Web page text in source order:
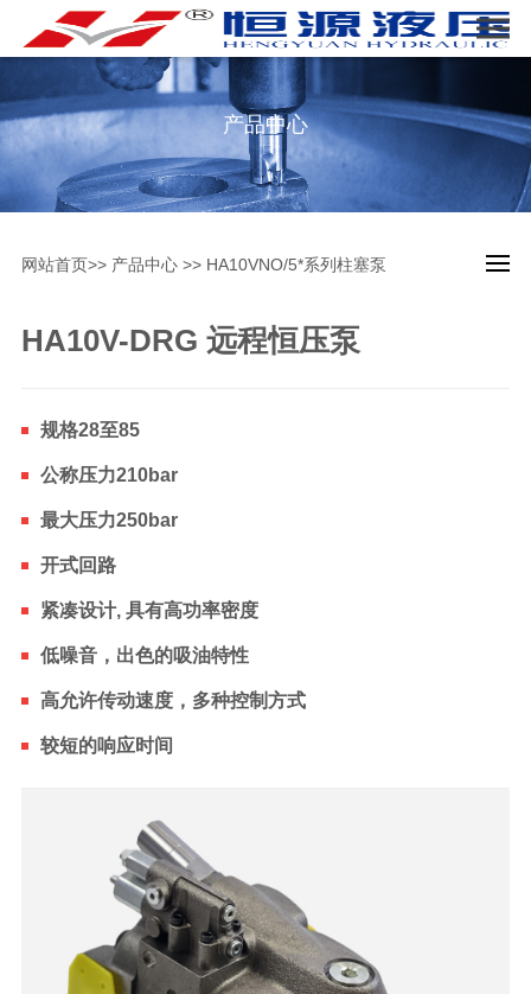
产品中心
网站首页>> 产品中心>> HA10VNO/5*系列柱塞泵
HA10V-DRG 远程恒压泵
规格28至85
公称压力210bar
最大压力250bar
开式回路
紧凑设计, 具有高功率密度
低噪音，出色的吸油特性
高允许传动速度，多种控制方式
较短的响应时间